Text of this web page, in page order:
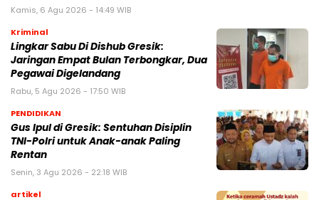
Kamis, 6 Agu 2026 - 14:49 WIB
Kriminal
Lingkar Sabu Di Dishub Gresik:
Jaringan Empat Bulan Terbongkar, Dua
Pegawai Digelandang
Rabu, 5 Agu 2026 - 17:50 WIB
PENDIDIKAN
Gus Ipul di Gresik: Sentuhan Disiplin
TNI-Polri untuk Anak-anak Paling
Rentan
Senin, 3 Agu 2026 - 22:18 WIB
artikel